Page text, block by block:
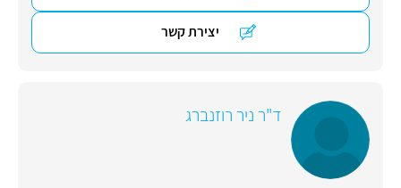
יצירת קשר
ד"ר ניר רוזנברג